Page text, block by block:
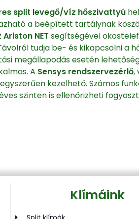
split levegő/víz hőszivattyú
a beépített tartálynak
Ariston NET segítségével
tudja be- és kikapcsolni a
megállapodás esetén
A Sensys rendszervezérlő,
kezelhető. Számos
szinten is ellenőrizheti
Klímáink